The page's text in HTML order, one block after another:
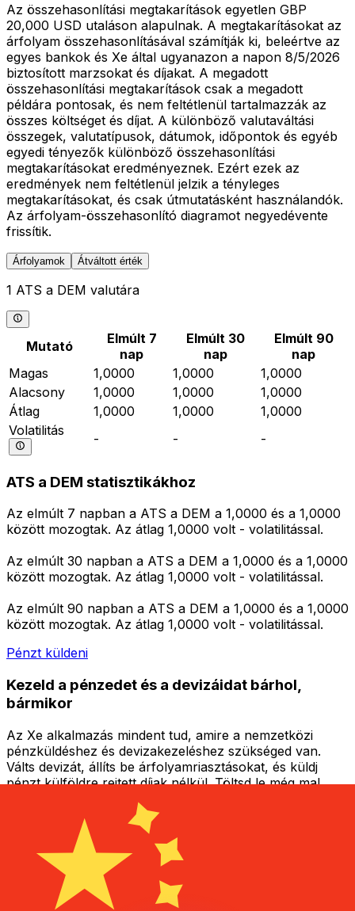
Az összehasonlítási megtakarítások egyetlen GBP
20,000 USD utaláson alapulnak. A megtakarításokat az
árfolyam összehasonlításával számítják ki, beleértve az
egyes bankok és Xe által ugyanazon a napon 8/5/2026
biztosított marzsokat és díjakat. A megadott
összehasonlítási megtakarítások csak a megadott
példára pontosak, és nem feltétlenül tartalmazzák az
összes költséget és díjat. A különböző valutaváltási
összegek, valutatípusok, dátumok, időpontok és egyéb
egyedi tényezők különböző összehasonlítási
megtakarításokat eredményeznek. Ezért ezek az
eredmények nem feltétlenül jelzik a tényleges
megtakarításokat, és csak útmutatásként használandók.
Az árfolyam-összehasonlító diagramot negyedévente
frissítik.
Árfolyamok Átváltott érték
1 ATS a DEM valutára
Mutató
Elmúlt 7
nap
Elmúlt 30
nap
Elmúlt 90
nap
Magas
1,0000 1,0000
1,0000
Alacsony
1,0000 1,0000
1,0000
Átlag
1,0000 1,0000
1,0000
Volatilitás
- - -
ATS a DEM statisztikákhoz
Az elmúlt 7 napban a ATS a DEM a 1,0000 és a 1,0000
között mozogtak. Az átlag 1,0000 volt - volatilitással.
Az elmúlt 30 napban a ATS a DEM a 1,0000 és a 1,0000
között mozogtak. Az átlag 1,0000 volt - volatilitással.
Az elmúlt 90 napban a ATS a DEM a 1,0000 és a 1,0000
között mozogtak. Az átlag 1,0000 volt - volatilitással.
Pénzt küldeni
Kezeld a pénzedet és a devizáidat bárhol,
bármikor
Az Xe alkalmazás mindent tud, amire a nemzetközi
pénzküldéshez és devizakezeléshez szükséged van.
Válts devizát, állíts be árfolyamriasztásokat, és küldj
pénzt külföldre rejtett díjak nélkül. Töltsd le még ma!